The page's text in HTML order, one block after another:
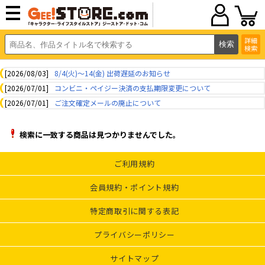
詳細
検索
[2026/08/03]
8/4(火)～14(金) 出荷遅延のお知らせ
[2026/07/01]
コンビニ・ペイジー決済の支払期限変更について
[2026/07/01]
ご注文確定メールの廃止について
検索に一致する商品は見つかりませんでした。
ご利用規約
会員規約・ポイント規約
特定商取引に関する表記
プライバシーポリシー
サイトマップ